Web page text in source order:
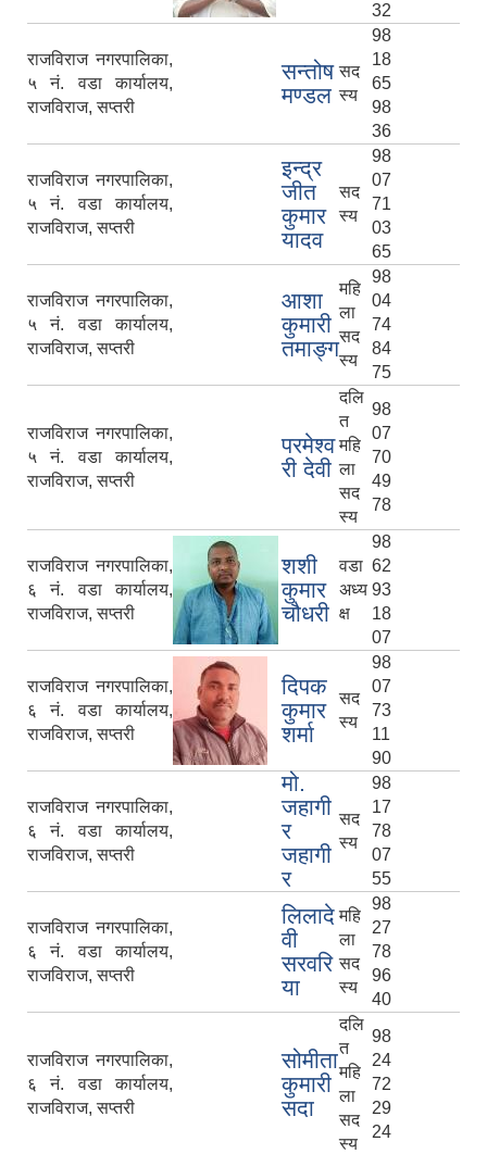
32
राजविराज नगरपालिका,
५ नं. वडा कार्यालय,
राजविराज, सप्तरी
सन्तोष
मण्डल
सद
स्य
98
18
65
98
36
राजविराज नगरपालिका,
५ नं. वडा कार्यालय,
राजविराज, सप्तरी
इन्द्र
जीत
कुमार
यादव
सद
स्य
98
07
71
03
65
राजविराज नगरपालिका,
५ नं. वडा कार्यालय,
राजविराज, सप्तरी
आशा
कुमारी
तमाङ्ग
महि
ला
सद
स्य
98
04
74
84
75
राजविराज नगरपालिका,
५ नं. वडा कार्यालय,
राजविराज, सप्तरी
परमेश्व
री देवी
दलि
त
महि
ला
सद
स्य
98
07
70
49
78
राजविराज नगरपालिका,
६ नं. वडा कार्यालय,
राजविराज, सप्तरी
शशी
कुमार
चौधरी
वडा
अध्य
क्ष
98
62
93
18
07
राजविराज नगरपालिका,
६ नं. वडा कार्यालय,
राजविराज, सप्तरी
दिपक
कुमार
शर्मा
सद
स्य
98
07
73
11
90
राजविराज नगरपालिका,
६ नं. वडा कार्यालय,
राजविराज, सप्तरी
मो.
जहागी
र
जहागी
र
सद
स्य
98
17
78
07
55
राजविराज नगरपालिका,
६ नं. वडा कार्यालय,
राजविराज, सप्तरी
लिलादे
वी
सरवरि
या
महि
ला
सद
स्य
98
27
78
96
40
राजविराज नगरपालिका,
६ नं. वडा कार्यालय,
राजविराज, सप्तरी
सोमीता
कुमारी
सदा
दलि
त
महि
ला
सद
स्य
98
24
72
29
24